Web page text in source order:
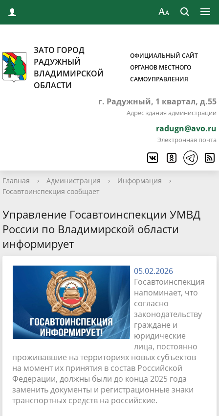
ЗАТО ГОРОД
РАДУЖНЫЙ
ВЛАДИМИРСКОЙ
ОБЛАСТИ
ОФИЦИАЛЬНЫЙ САЙТ
ОРГАНОВ МЕСТНОГО
САМОУПРАВЛЕНИЯ
г. Радужный, 1 квартал, д.55
Адрес здания администрации
radugn@avo.ru
Электронная почта
Главная › Администрация › Информация
›
Госавтоинспекция сообщает
Управление Госавтоинспекции УМВД
России по Владимирской области
информирует
05.02.2026
Госавтоинспекция
напоминает, что
согласно
законодательству
граждане и
юридические
лица, постоянно
проживавшие на территориях новых субъектов
на момент их принятия в состав Российской
Федерации, должны были до конца 2025 года
заменить документы и регистрационные знаки
транспортных средств на российские.